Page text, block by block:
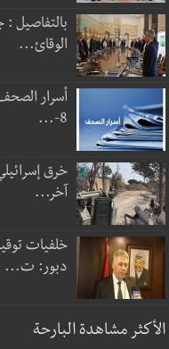
بالتفاصيل
الوقائ...
أسرار
8-...
خرق
آخر...
خلفيات
دبور: ت...
الأكثر مشاهدة البارحة